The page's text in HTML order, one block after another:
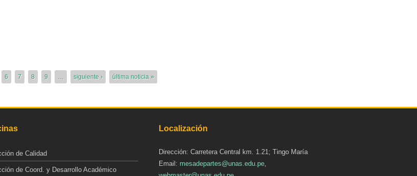
6 7 8 9 siguiente › última noticia »
de Calidad
de Coord. y Desarrollo Académico
Localización
Dirección: Carretera Central km. 1.21; Tingo María
Email: mesadepartes@unas.edu.pe,